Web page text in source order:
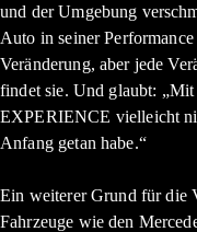
und der Umgebung
Auto in seiner
Veränderung, aber jede
findet sie. Und glaubt:
EXPERIENCE vielleicht
Anfang getan habe.“
Ein weiterer Grund für die
Fahrzeuge wie den